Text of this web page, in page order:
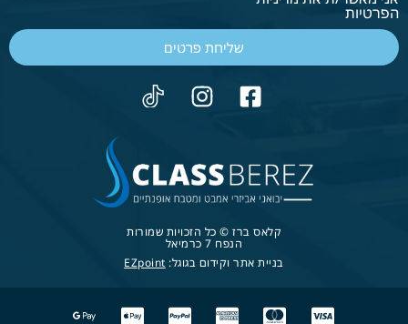
הפרטיות
שליחת פרטים
קלאס ברז © כל הזכויות שמורות
הנפח 7 כרמיאל
בניית אתר וקידום בגוגל: EZpoint